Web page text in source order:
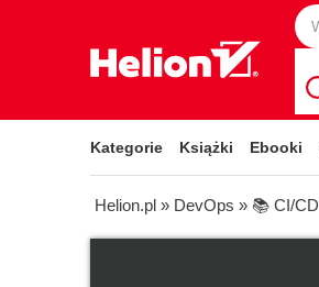
Kategorie Książki Ebooki
Helion.pl » DevOps » 📚 CI/CD